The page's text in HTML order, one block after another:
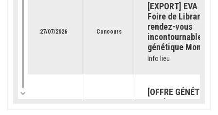
27/07/2026 Concours
[EXPORT] EVA
Foire de Libramont
rendez-vous
incontournable
génétique
Info lieu
[OFFRE
catalogue 2026 est